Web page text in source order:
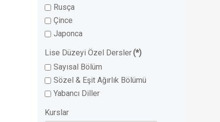
Rusça
Çince
Japonca
Lise Düzeyi Özel Dersler(*)
Sayısal Bölüm
Sözel & Eşit Ağırlık Bölümü
Yabancı Diller
Kurslar